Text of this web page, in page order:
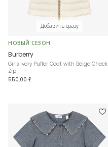
Добавить сразу
НОВЫЙ СЕЗОН
Burberry
Girls Ivory Puffer Coat with Beige Check
Zip
550,00 £